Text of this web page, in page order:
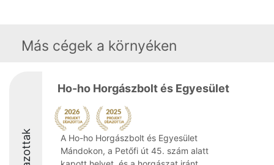
Más cégek a környéken
Díjazottak
Ho-ho Horgászbolt és Egyesület
A Ho-ho Horgászbolt és Egyesület
Mándokon, a Petőfi út 45. szám alatt